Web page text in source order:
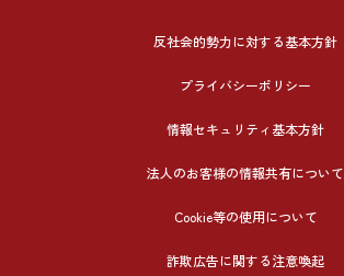
反社会的勢力に対する基本方針
プライバシーポリシー
情報セキュリティ基本方針
法人のお客様の情報共有について
Cookie等の使用について
詐欺広告に関する注意喚起